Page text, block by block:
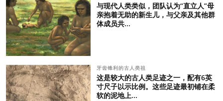
与现代人类类似，团队认为“直立人”母
亲抱着无助的新生儿，与父亲及其他群
体成员共...
牙齿锋利的古人类祖
这是较大的古人类足迹之一，配有6英
寸尺子以示比例。这些足迹最初铺在柔
软的泥地上...